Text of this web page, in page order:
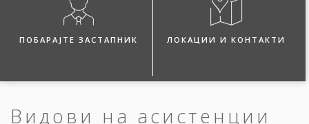
ПОБАРАЈТЕ ЗАСТАПНИК ЛОКАЦИИ И КОНТАКТИ
Видови на асистенции